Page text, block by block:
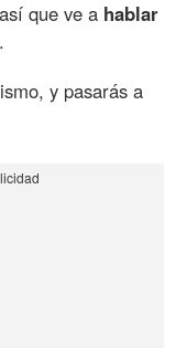
que ve a hablar
y pasarás a